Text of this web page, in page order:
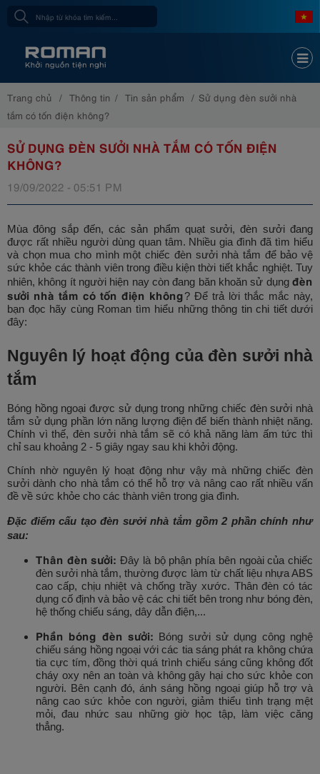
Trang chủ Thông tin Tin sản phẩm
Sử dụng đèn sưởi nhà
tắm có tốn điện không?
SỬ DỤNG ĐÈN SƯỞI NHÀ TẮM CÓ TỐN ĐIỆN
KHÔNG?
19/09/2022 - 05:51 PM
Mùa đông sắp đến, các sản phẩm quạt sưởi, đèn sưởi đang
được rất nhiều người dùng quan tâm. Nhiều gia đình đã tìm hiểu
và chọn mua cho mình một chiếc đèn sưởi nhà tắm để bảo vệ
sức khỏe các thành viên trong điều kiện thời tiết khắc nghiệt. Tuy
nhiên, không ít người hiện nay còn đang băn khoăn sử dụng đèn
sưởi nhà tắm có tốn điện không? Để trả lời thắc mắc này,
bạn đọc hãy cùng Roman tìm hiểu những thông tin chi tiết dưới
đây:
Nguyên lý hoạt động của đèn sưởi nhà
tắm
Bóng hồng ngoại được sử dụng trong những chiếc đèn sưởi nhà
tắm sử dụng phần lớn năng lượng điện để biến thành nhiệt năng.
Chính vì thế, đèn sưởi nhà tắm sẽ có khả năng làm ấm tức thì
chỉ sau khoảng 2 - 5 giây ngay sau khi khởi động.
Chính nhờ nguyên lý hoạt động như vậy mà những chiếc đèn
sưởi dành cho nhà tắm có thể hỗ trợ và nâng cao rất nhiều vấn
đề về sức khỏe cho các thành viên trong gia đình.
Đặc điểm cấu tạo đèn sưởi nhà tắm gồm 2 phần chính như
sau:
Thân đèn sưởi: Đây là bộ phận phía bên ngoài của chiếc
đèn sưởi nhà tắm, thường được làm từ chất liệu nhựa ABS
cao cấp, chịu nhiệt và chống trầy xước. Thân đèn có tác
dụng cố định và bảo vệ các chi tiết bên trong như bóng đèn,
hệ thống chiếu sáng, dây dẫn điện,...
Phần bóng đèn sưởi: Bóng sưởi sử dụng công nghệ
chiếu sáng hồng ngoại với các tia sáng phát ra không chứa
tia cực tím, đồng thời quá trình chiếu sáng cũng không đốt
cháy oxy nên an toàn và không gây hại cho sức khỏe con
người. Bên cạnh đó, ánh sáng hồng ngoại giúp hỗ trợ và
nâng cao sức khỏe con người, giảm thiểu tình trạng mệt
mỏi, đau nhức sau những giờ học tập, làm việc căng
thẳng.